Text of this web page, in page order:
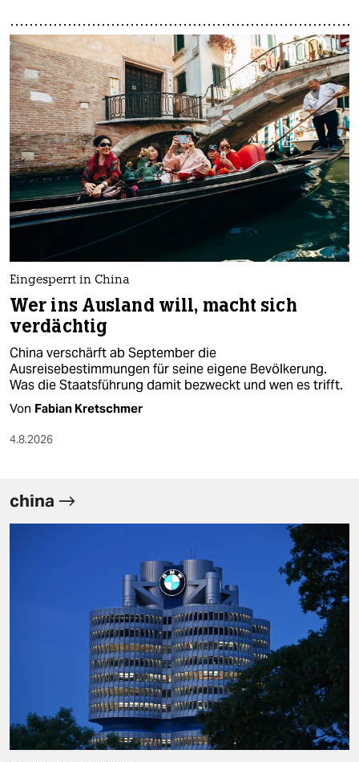
Eingesperrt in China
Wer ins Ausland will, macht sich
verdächtig
China verschärft ab September die
Ausreisebestimmungen für seine eigene Bevölkerung.
Was die Staatsführung damit bezweckt und wen es trifft.
Von Fabian Kretschmer
4.8.2026
china